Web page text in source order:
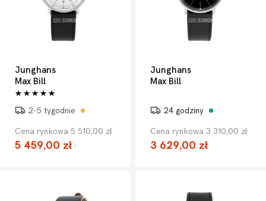
Junghans
Max Bill
2-5 tygodnie
Cena rynkowa 5 510,00 zł
5 459,00 zł
Junghans
Max Bill
24 godziny
Cena rynkowa 3 310,00 zł
3 629,00 zł